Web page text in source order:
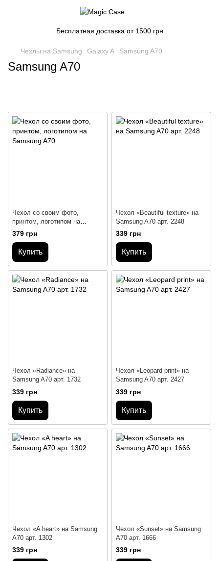
Бесплатная доставка от 1500 грн
Чехлы на Samsung Galaxy A Samsung A70
Samsung A70
Чехол со своим фото,
принтом, логотипом на
Samsung A70
379 грн
Купить
Чехол «Beautiful texture» на
Samsung A70 арт. 2248
339 грн
Купить
Чехол «Radiance» на
Samsung A70 арт. 1732
339 грн
Купить
Чехол «Leopard print» на
Samsung A70 арт. 2427
339 грн
Купить
Чехол «A heart» на Samsung
A70 арт. 1302
339 грн
Чехол «Sunset» на Samsung
A70 арт. 1666
339 грн